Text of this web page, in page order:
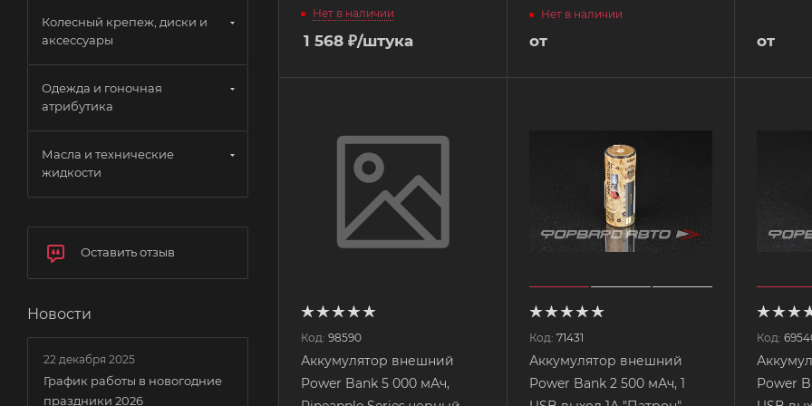
Нет в наличии
1 568 ₽/штука
Нет в наличии
от от
Код: 98590
Аккумулятор внешний
Power Bank 5 000 мАч,
Код: 71431
Аккумулятор внешний
Power Bank 2 500 мАч, 1
Код:
Power
Колесный крепеж, диски и
аксессуары
Одежда и гоночная
атрибутика
Масла и технические
жидкости
Оставить отзыв
Новости
22 декабря 2025
График работы в новогодние
праздники 2026